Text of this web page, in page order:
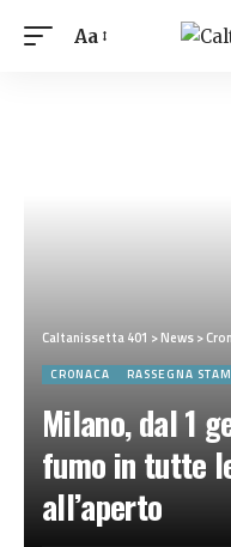
Aa
Caltanissetta 401 >News>
CRONACA RASSEGNA
Milano, dal 1
fumo in tutte
all’aperto